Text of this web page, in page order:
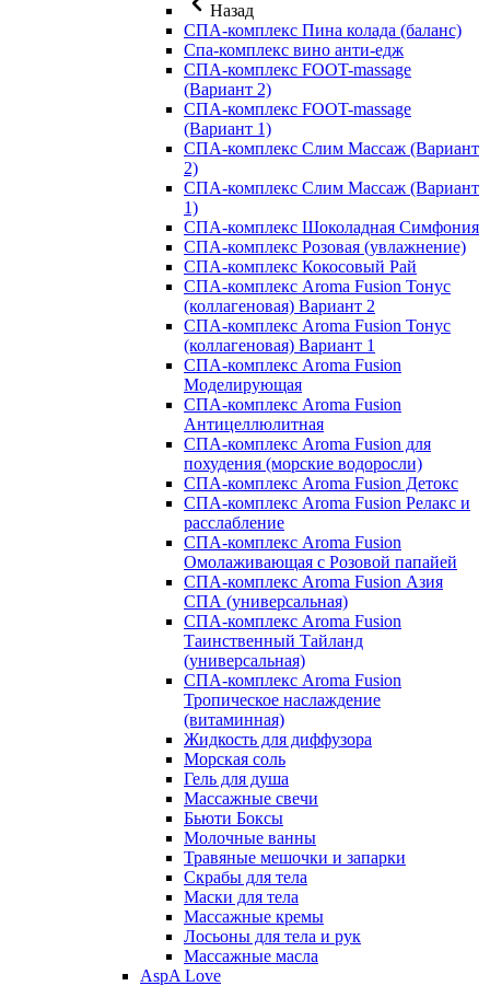
Назад
СПА-комплекс Пина колада (баланс)
Cпа-комплекс вино анти-едж
СПА-комплекс FOOT-massage
(Вариант 2)
СПА-комплекс FOOT-massage
(Вариант 1)
СПА-комплекс Слим Массаж (Вариант
2)
СПА-комплекс Слим Массаж (Вариант
1)
СПА-комплекс Шоколадная Симфония
СПА-комплекс Розовая (увлажнение)
СПА-комплекс Кокосовый Рай
СПА-комплекс Aroma Fusion Тонус
(коллагеновая) Вариант 2
СПА-комплекс Aroma Fusion Тонус
(коллагеновая) Вариант 1
СПА-комплекс Aroma Fusion
Моделирующая
СПА-комплекс Aroma Fusion
Антицеллюлитная
СПА-комплекс Aroma Fusion для
похудения (морские водоросли)
СПА-комплекс Aroma Fusion Детокс
СПА-комплекс Aroma Fusion Релакс и
расслабление
СПА-комплекс Aroma Fusion
Омолаживающая с Розовой папайей
СПА-комплекс Aroma Fusion Азия
СПА (универсальная)
СПА-комплекс Aroma Fusion
Таинственный Тайланд
(универсальная)
СПА-комплекс Aroma Fusion
Тропическое наслаждение
(витаминная)
Жидкость для диффузора
Морская соль
Гель для душа
Массажные свечи
Бьюти Боксы
Молочные ванны
Травяные мешочки и запарки
Скрабы для тела
Маски для тела
Массажные кремы
Лосьоны для тела и рук
Массажные масла
AspA Love